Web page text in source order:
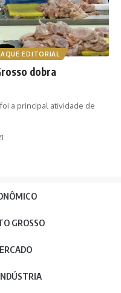
EDITORIAL
dobra
a principal atividade de
GROSSO